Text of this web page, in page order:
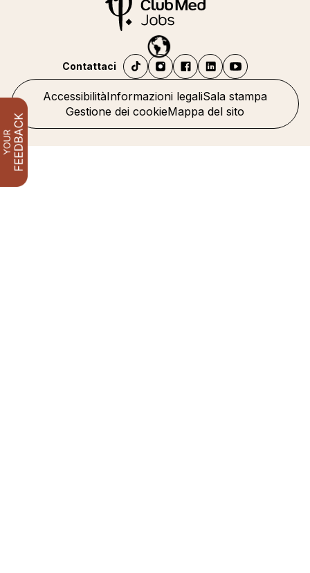
AccessibilitàInformazioni legaliSala stampa
Gestione dei cookieMappa del sito
Contattaci